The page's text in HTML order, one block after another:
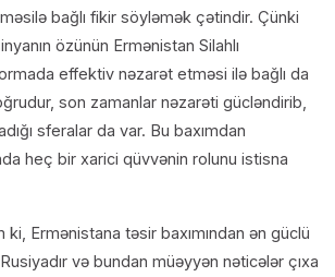
bağlı fikir söyləmək çətindir. Çünki
özünün Ermənistan Silahlı
effektiv nəzarət etməsi ilə bağlı da
son zamanlar nəzarəti gücləndirib,
sferalar da var. Bu baxımdan
heç bir xarici qüvvənin rolunu istisna
Ermənistana təsir baxımından ən güclü
və bundan müəyyən nəticələr çıxa